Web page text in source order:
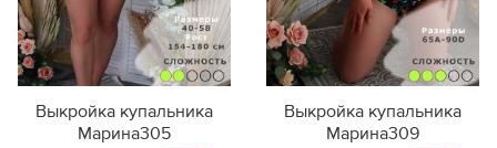
Выкройка купальника
Марина305
Выкройка купальника
Марина309